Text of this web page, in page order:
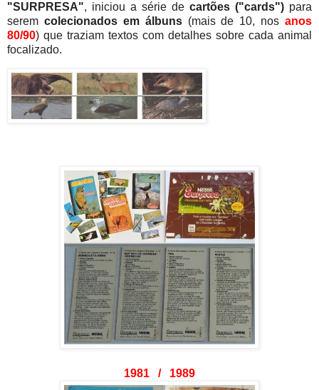
"SURPRESA", iniciou a série de cartões ("cards") para
serem colecionados em álbuns(mais de 10, nos anos
80/90) que traziam textos com detalhes sobre cada animal
focalizado.
1981 / 1989